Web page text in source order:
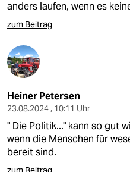
anders laufen, wenn es
zum Beitrag
Heiner Petersen
23.08.2024 , 10:11 Uhr
" Die Politik..." kann so gut
wenn die Menschen für
bereit sind.